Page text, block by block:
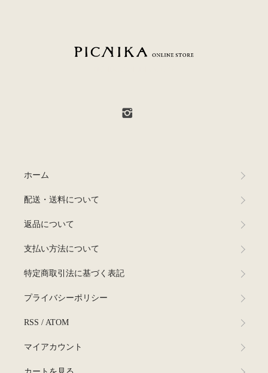
ホーム
配送・送料について
返品について
支払い方法について
特定商取引法に基づく表記
プライバシーポリシー
RSS / ATOM
マイアカウント